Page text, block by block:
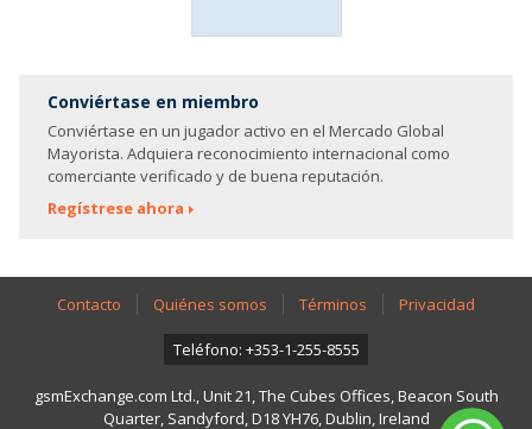
Conviértase en miembro
Conviértase en un jugador activo en el Mercado Global
Mayorista. Adquiera reconocimiento internacional como
comerciante verificado y de buena reputación.
Regístrese ahora
Contacto Quiénes somos Términos Privacidad
Teléfono: +353-1-255-8555
gsmExchange.com Ltd., Unit 21, The Cubes Offices, Beacon South
Quarter, Sandyford, D18 YH76, Dublin, Ireland